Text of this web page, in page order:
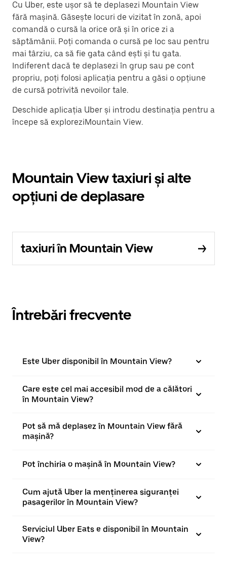
Cu Uber, este ușor să te deplasezi Mountain View
fără mașină. Găsește locuri de vizitat în zonă, apoi
comandă o cursă la orice oră și în orice zi a
săptămânii. Poți comanda o cursă pe loc sau pentru
mai târziu, ca să fie gata când ești și tu gata.
Indiferent dacă te deplasezi în grup sau pe cont
propriu, poți folosi aplicația pentru a găsi o opțiune
de cursă potrivită nevoilor tale.
Deschide aplicația Uber și introdu destinația pentru a
începe să exploreziMountain View.
Mountain View taxiuri și alte
opțiuni de deplasare
taxiuri în Mountain View
Întrebări frecvente
Este Uber disponibil în Mountain View?
Care este cel mai accesibil mod de a călători
în Mountain View?
Pot să mă deplasez în Mountain View fără
mașină?
Pot închiria o mașină în Mountain View?
Cum ajută Uber la menținerea siguranței
pasagerilor în Mountain View?
Serviciul Uber Eats e disponibil în Mountain
View?